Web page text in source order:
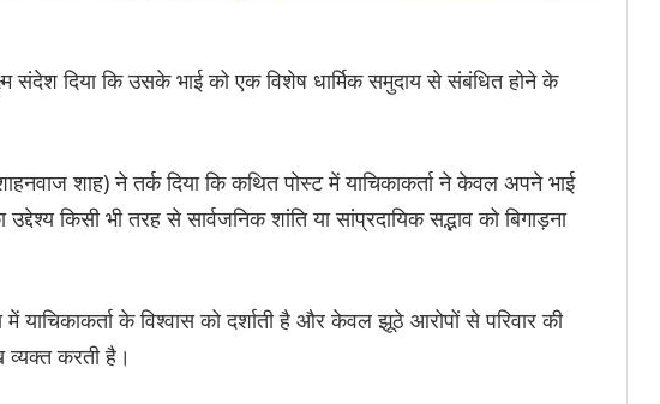
संदेश दिया कि उसके भाई को एक विशेष धार्मिक समुदाय से संबंधित होने के
शाह) ने तर्क दिया कि कथित पोस्ट में याचिकाकर्ता ने केवल अपने भाई
किसी भी तरह से सार्वजनिक शांति या सांप्रदायिक सद्भाव को बिगाड़ना
में याचिकाकर्ता के विश्वास को दर्शाती है और केवल झूठे आरोपों से परिवार की
व्यक्त करती है।